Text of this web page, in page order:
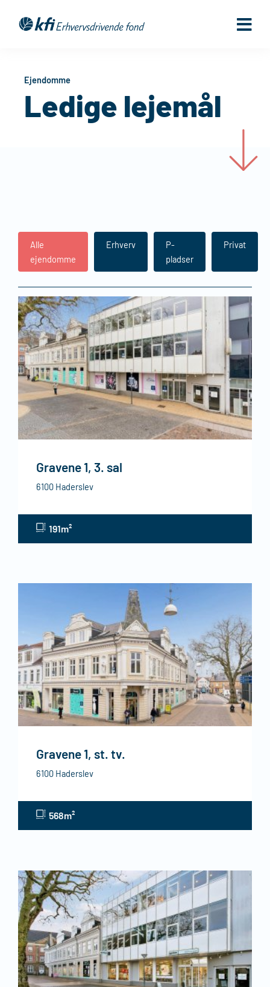
Ejendomme
Ledige lejemål
Alle
ejendomme
Erhverv
P-
pladser
Privat
Gravene 1, 3. sal
6100 Haderslev
191m²
Gravene 1, st. tv.
6100 Haderslev
568m²